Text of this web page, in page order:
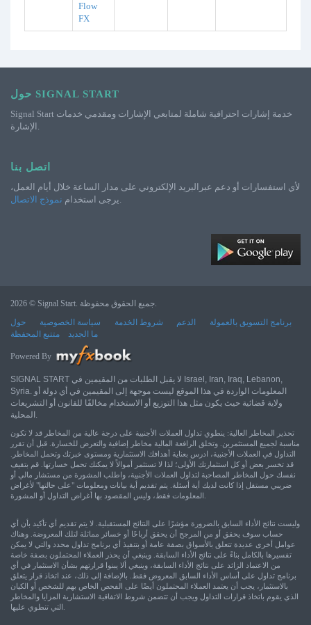
Flow
FX
حول SIGNAL START
Signal Start خدمة إشارات احترافية شاملة لمتابعي الإشارات ومقدمي خدمات
الإشارة.
اتصل بنا
لأي استفسارات أو دعم عبرالبريد الإلكتروني على مدار الساعة خلال أيام العمل،
يرجى استخدام نموذج الاتصال .
2026 © Signal Start. جميع الحقوق محفوظة.
حول
سياسة الخصوصية شروط الخدمة الدعم
برنامج التسويق بالعمولة
متتبع المحفظة
ما الجديد
Powered By
SIGNAL START لا يقبل الطلبات من المقيمين في Israel, Iran, Iraq, Lebanon,
Syria. المعلومات الواردة في هذا الموقع ليست موجهة إلى المقيمين في أي دولة أو
ولاية قضائية حيث يكون مثل هذا التوزيع أو الاستخدام مخالفًا للقانون أو التشريعات
المحلية.
تحذير المخاطر العالية: ينطوي تداول العملات الأجنبية على درجة عالية من المخاطر قد لا تكون
مناسبة لجميع المستثمرين. وتخلق الرافعة المالية مخاطر إضافية والتعرض للخسارة. قبل أن تقرر
التداول في العملات الأجنبية، ادرس بعناية أهدافك الاستثمارية ومستوى خبرتك وتحمل المخاطر.
قد تخسر بعض أو كل استثمارتك الأولى؛ لذا لا تستثمر أموالاً لا يمكنك تحمل خسارتها. قم بتقيف
نفسك حول المخاطر المصاحبة لتداول العملات الأجنبية، واطلب المشورة من مستشار مالي أو
ضريبي مستقل إذا كانت لديك أية أسئلة. يتم تقديم أية بيانات ومعلومات "على حالتها" لأغراض
المعلومات فقط، وليس المقصود بها أغراض التداول أو المشورة.
وليست نتائج الأداء السابق بالضرورة مؤشرًا على النتائج المستقبلية. لا يتم تقديم أي تأكيد بأن أي
حساب سوف يحقق أو من المرجح أن يحقق أرباحًا أو خسائر مماثلة لتلك المعروضة. وهناك
عوامل أخرى عديدة تتعلق بالأسواق بصفة عامة أو بتنفيذ أي برنامج تداول محدد والتي لا يمكن
تفسيرها بالكامل بناءً على نتائج الأداء السابقة. وينبغي أن يحذر العملاء المحتملون بصفة خاصة
من الاعتماد الزائد على نتائج الأداء السابقة، وينبغي ألا يبنوا قرارتهم بشأن الاستثمار في أي
برنامج تداول على أساس الأداء السابق المعروض فقط. بالإضافة إلى ذلك، عند اتخاذ قرار يتعلق
بالاستثمار، يجب أن يعتمد العملاء المحتملون أيضًا على الفحص الخاص بهم للشخص أو الكيان
الذي يقوم باتخاذ قرارات التداول ويجب أن تتضمن شروط الاتفاقية الاستشارية المزايا والمخاطر
التي تنطوي عليها.